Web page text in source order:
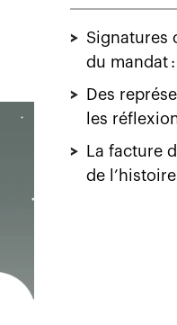
> Signatures
du mandat
>
Des
les
>
La facture
de